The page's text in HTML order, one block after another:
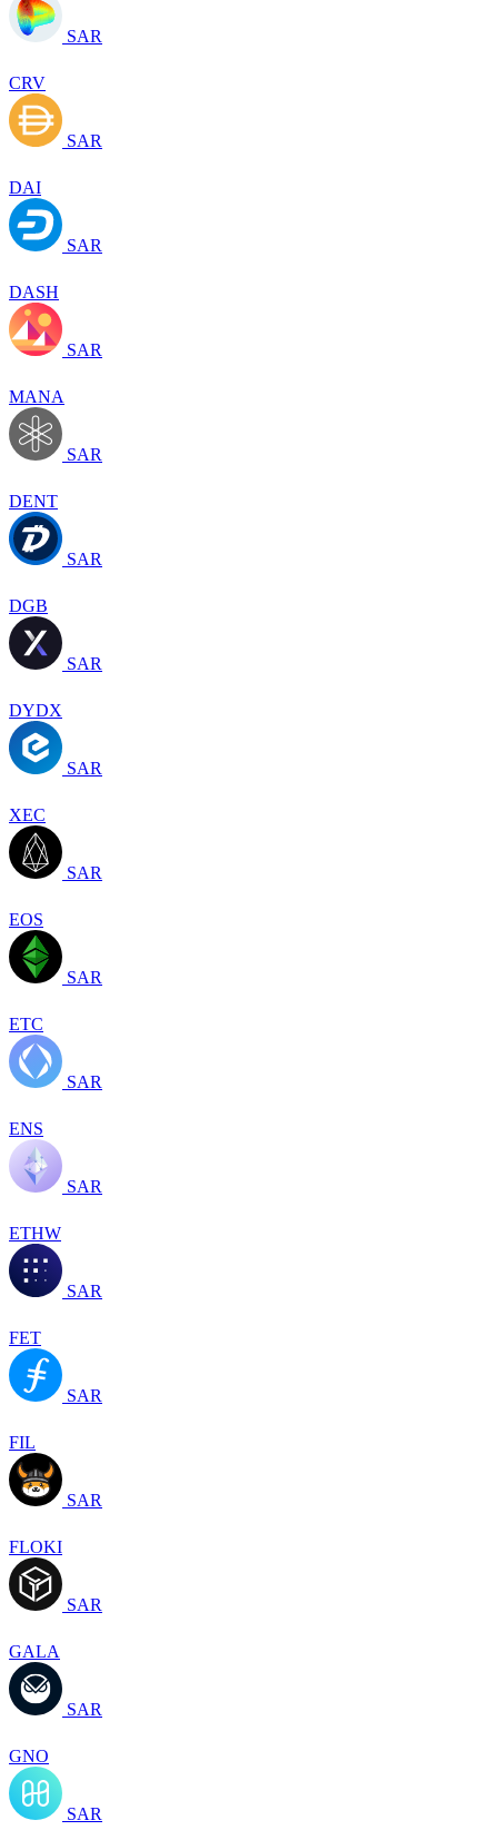
SAR
CRV
SAR
DAI
SAR
DASH
SAR
MANA
SAR
DENT
SAR
DGB
SAR
DYDX
SAR
XEC
SAR
EOS
SAR
ETC
SAR
ENS
SAR
ETHW
SAR
FET
SAR
FIL
SAR
FLOKI
SAR
GALA
SAR
GNO
SAR